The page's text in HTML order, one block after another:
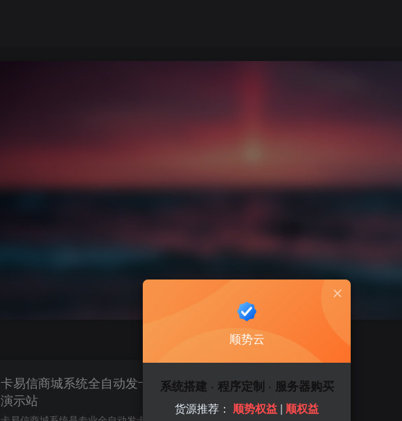
卡易信商城系统全自动发卡商城平台官方
演示站
顺势云
系统搭建 · 程序定制 · 服务器购买
货源推荐： 顺势权益 | 顺权益